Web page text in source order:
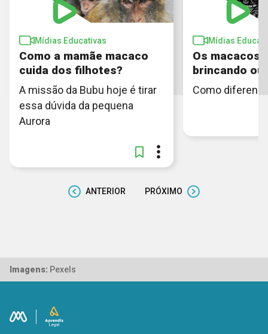
Mídias Educativas
Como a mamãe macaco
cuida dos filhotes?
A missão da Bubu hoje é tirar
essa dúvida da pequena
Aurora
Mídias
Os macacos
brincando ou
Como
ANTERIOR PRÓXIMO
Imagens: Pexels